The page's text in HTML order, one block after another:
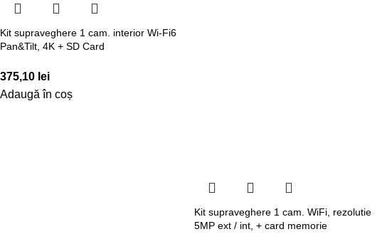
Kit supraveghere 1 cam. interior Wi-Fi6
Pan&Tilt, 4K + SD Card
375,10 lei
Adaugă în coș
Kit supraveghere 1 cam. WiFi, rezolutie
5MP ext / int, + card memorie